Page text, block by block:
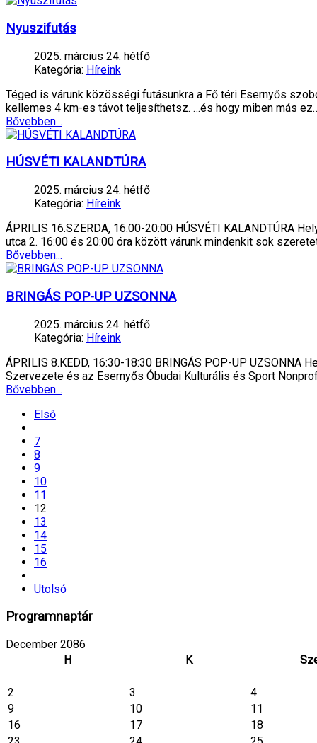
Nyuszifutás
2025. március 24. hétfő
Kategória: Híreink
Téged is várunk közösségi futásunkra a Fő téri Esernyős
kellemes 4 km-es távot teljesíthetsz. …és hogy miben más
Bővebben...
HÚSVÉTI KALANDTÚRA
2025. március 24. hétfő
Kategória: Híreink
ÁPRILIS 16.SZERDA, 16:00-20:00 HÚSVÉTI KALANDTÚRA
utca 2. 16:00 és 20:00 óra között várunk mindenkit sok
Bővebben...
BRINGÁS POP-UP UZSONNA
2025. március 24. hétfő
Kategória: Híreink
ÁPRILIS 8.KEDD, 16:30-18:30 BRINGÁS POP-UP
Szervezete és az Esernyős Óbudai Kulturális és Sport
Bővebben...
Első
7
8
9
10
11
12
13
14
15
16
Utolsó
Programnaptár
December 2086
H
K
2 3
4
9
10
11
16
17
18